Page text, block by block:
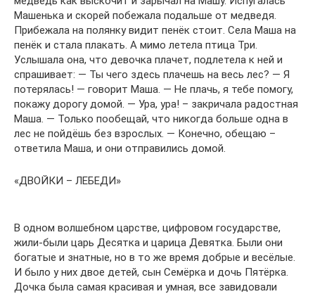
Машенька и скорей побежала подальше от медведя.
Прибежала на полянку видит пенёк стоит. Села Маша на
пенёк и стала плакать. А мимо летела птица Три.
Услышала она, что девочка плачет, подлетела к ней и
спрашивает: — Ты чего здесь плачешь на весь лес? — Я
потерялась! — говорит Маша. — Не плачь, я тебе помогу,
покажу дорогу домой. — Ура, ура! – закричала радостная
Маша. — Только пообещай, что никогда больше одна в
лес не пойдёшь без взрослых. — Конечно, обещаю –
ответила Маша, и они отправились домой.
«ДВОЙКИ – ЛЕБЕДИ»
В одном волшебном царстве, цифровом государстве,
жили-были царь Десятка и царица Девятка. Были они
богатые и знатные, но в то же время добрые и весёлые.
И было у них двое детей, сын Семёрка и дочь Пятёрка.
Дочка была самая красивая и умная, все завидовали